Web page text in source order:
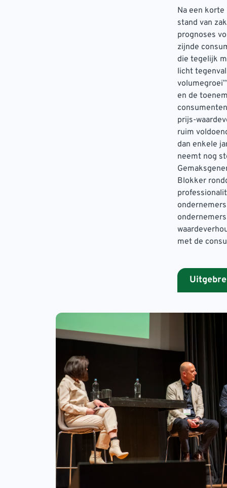
Na een
stand van
prognoses
zijnde
die tegelijk
licht
en de
prijs-
ruim
dan enkele
neemt nog
Blokker
met de